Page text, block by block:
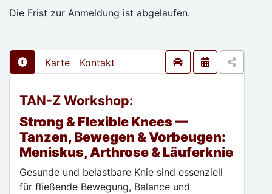
Die Frist zur Anmeldung ist abgelaufen.
Karte Kontakt
TAN-Z Workshop:
Strong & Flexible Knees —
Tanzen, Bewegen & Vorbeugen:
Meniskus, Arthrose & Läuferknie
Gesunde und belastbare Knie sind essenziell
für fließende Bewegung, Balance und